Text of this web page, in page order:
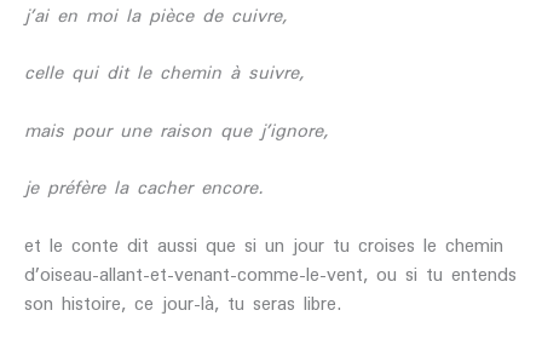
j’ai en moi la pièce de cuivre,
celle qui dit le chemin à suivre,
mais pour une raison que j’ignore,
je préfère la cacher encore.
et le conte dit aussi que si un jour tu croises le chemin
d’oiseau-allant-et-venant-comme-le-vent, ou si tu entends
son histoire, ce jour-là, tu seras libre.